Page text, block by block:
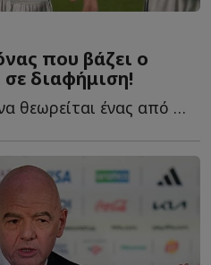
που βάζει ο
σε διαφήμιση!
Ο Λιονέλ Μέσι μπορεί να θεωρείται ένας από τους μεγαλύτερους π...